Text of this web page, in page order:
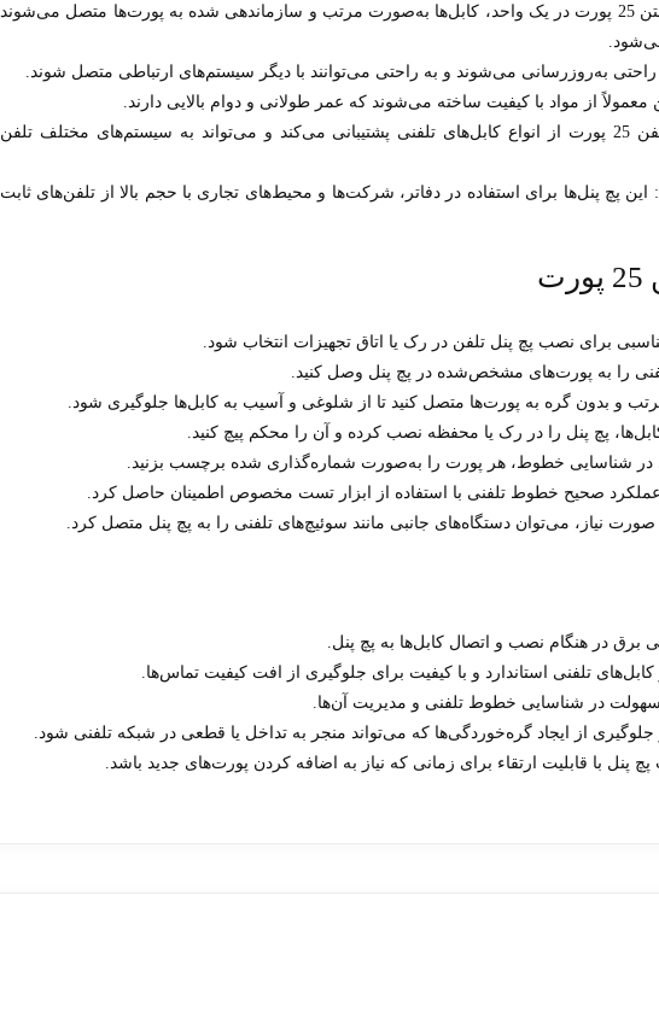
: با داشتن 25 پورت در یک واحد، کابل‌ها به‌صورت مرتب و سازماندهی شده به پورت‌ها متصل می‌شوند
راحتی به‌روزرسانی می‌شوند و به راحتی می‌توانند با دیگر سیستم‌های ارتباطی متصل شوند.
معمولاً از مواد با کیفیت ساخته می‌شوند که عمر طولانی و دوام بالایی دارند.
: پچ پنل تلفن 25 پورت از انواع کابل‌های تلفنی پشتیبانی می‌کند و می‌تواند به سیستم‌های مختلف تلفن
: این پچ پنل‌ها برای استفاده در دفاتر، شرکت‌ها و محیط‌های تجاری با حجم بالا از تلفن‌های ثابت
برای نصب پچ پنل تلفن در رک یا اتاق تجهیزات انتخاب شود.
را به پورت‌های مشخص‌شده در پچ پنل وصل کنید.
و بدون گره به پورت‌ها متصل کنید تا از شلوغی و آسیب به کابل‌ها جلوگیری شود.
پچ پنل را در رک یا محفظه نصب کرده و آن را محکم پیچ کنید.
در شناسایی خطوط، هر پورت را به‌صورت شماره‌گذاری شده برچسب بزنید.
عملکرد صحیح خطوط تلفنی با استفاده از ابزار تست مخصوص اطمینان حاصل کرد.
صورت نیاز، می‌توان دستگاه‌های جانبی مانند سوئیچ‌های تلفنی را به پچ پنل متصل کرد.
برق در هنگام نصب و اتصال کابل‌ها به پچ پنل.
کابل‌های تلفنی استاندارد و با کیفیت برای جلوگیری از افت کیفیت تماس‌ها.
در شناسایی خطوط تلفنی و مدیریت آن‌ها.
از ایجاد گره‌خوردگی‌ها که می‌تواند منجر به تداخل یا قطعی در شبکه تلفنی شود.
پچ پنل با قابلیت ارتقاء برای زمانی که نیاز به اضافه کردن پورت‌های جدید باشد.